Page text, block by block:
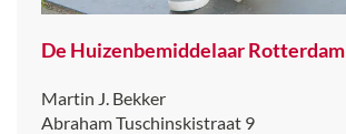
De Huizenbemiddelaar Rotterdam
Martin J. Bekker
Abraham Tuschinskistraat 9